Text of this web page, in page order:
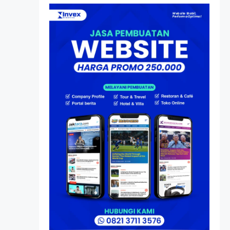
Atas Speedboat-nya, Kini
Ia Menjadi Nakhoda PPU
Artikel
HP Dopod U1000, Laptop
Mini yang Mendahului
Zaman Sebelum Era
iPhone dan Smartphone
Resonansi
Seri 1: Republik Karang
Kedempel, Lahirnya
Politik Non-Blok ke Go-
Blok!
Artikel
Menelusuri Akar Sejarah
Ulang Tahun PPU,
Pertentangan Bulan
Peringatan vs Pengesahan